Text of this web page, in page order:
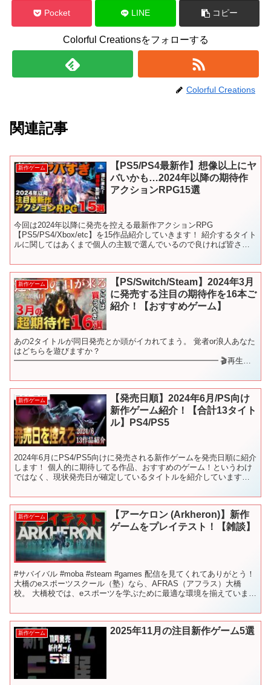
Pocket LINE コピー
Colorful Creationsをフォローする
Colorful Creations
関連記事
新作ゲーム
【PS5/PS4最新作】想像以上にヤ
バいかも…2024年以降の期待作
アクションRPG15選
今回は2024年以降に発売を控える最新作アクションRPG
【PS5/PS4/Xbox/etc】を15作品紹介していきます！ 紹介するタイト
ルに関してはあくまで個人の主観で選んでいるので良ければ皆さん
新作ゲーム
【PS/Switch/Steam】2024年3月
に発売する注目の期待作を16本ご
紹介！【おすすめゲーム】
あの2タイトルが同日発売とか頭がイカれてまう。 覚者or浪人あなた
はどちらを遊びますか？
━━━━━━━━━━━━━━━━━━━━━━━━━━ 🎬再生リ
を網羅できます！ ━━━...
新作ゲーム
【発売日順】2024年6月/PS向け
新作ゲーム紹介！【合計13タイト
ル】PS4/PS5
2024年6月にPS4/PS5向けに発売される新作ゲームを発売日順に紹介
します！ 個人的に期待してる作品、おすすめのゲーム！というわけ
ではなく、現状発売日が確定しているタイトルを紹介しています。
新作ゲーム
【アーケロン (Arkheron)】新作
ゲームをプレイテスト！【雑談】
#サバイバル #moba #steam #games 配信を見てくれてありがとう！
大橋のeスポーツスクール（塾）なら、AFRAS（アフラス）大橋
校。 大橋校では、eスポーツを学ぶために最適な環境を揃えていま
新作ゲーム 2025年11月の注目新作ゲーム5選